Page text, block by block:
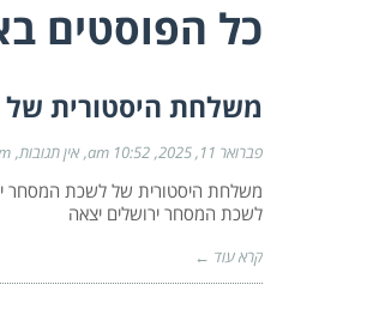
כל הפוסטים ב
משלחת היסטורית של
פברואר 11, 2025 10:52 am אין תגובות
משלחת היסטורית של לשכת המסחר
לשכת המסחר ירושלים יצאה
קרא עוד ←